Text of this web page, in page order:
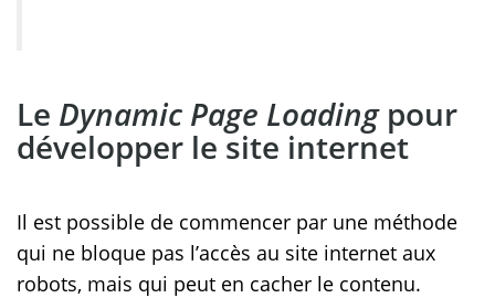
Le Dynamic Page Loading pour
développer le site internet
Il est possible de commencer par une méthode
qui ne bloque pas l’accès au site internet aux
robots, mais qui peut en cacher le contenu.